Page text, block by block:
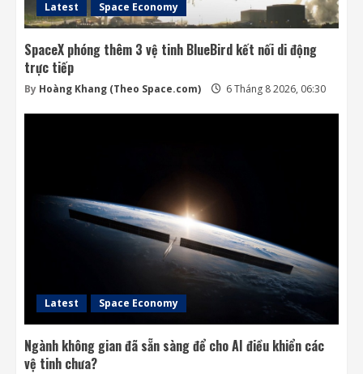
Latest Space Economy
SpaceX phóng thêm 3 vệ tinh BlueBird kết nối di động
trực tiếp
By Hoàng Khang (Theo Space.com) 6 Tháng 8 2026, 06:30
Latest Space Economy
Ngành không gian đã sẵn sàng để cho AI điều khiển các
vệ tinh chưa?